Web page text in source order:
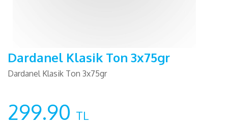
Dardanel Klasik Ton 3x75gr
Dardanel Klasik Ton 3x75gr
299.90 TL